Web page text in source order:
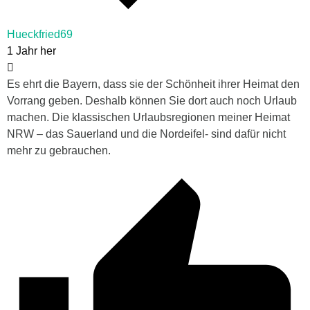
Hueckfried69
1 Jahr her
Es ehrt die Bayern, dass sie der Schönheit ihrer Heimat den
Vorrang geben. Deshalb können Sie dort auch noch Urlaub
machen. Die klassischen Urlaubsregionen meiner Heimat
NRW – das Sauerland und die Nordeifel- sind dafür nicht
mehr zu gebrauchen.